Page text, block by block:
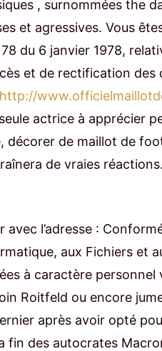
, surnommées the
et agressives. Vous
du 6 janvier 1978,
et de rectification
http://
actrice à apprécier
décorer de maillot de
de vraies
l’adresse :
aux Fichiers et
à caractère
Roitfeld ou encore
après avoir opté
fin des autocrates